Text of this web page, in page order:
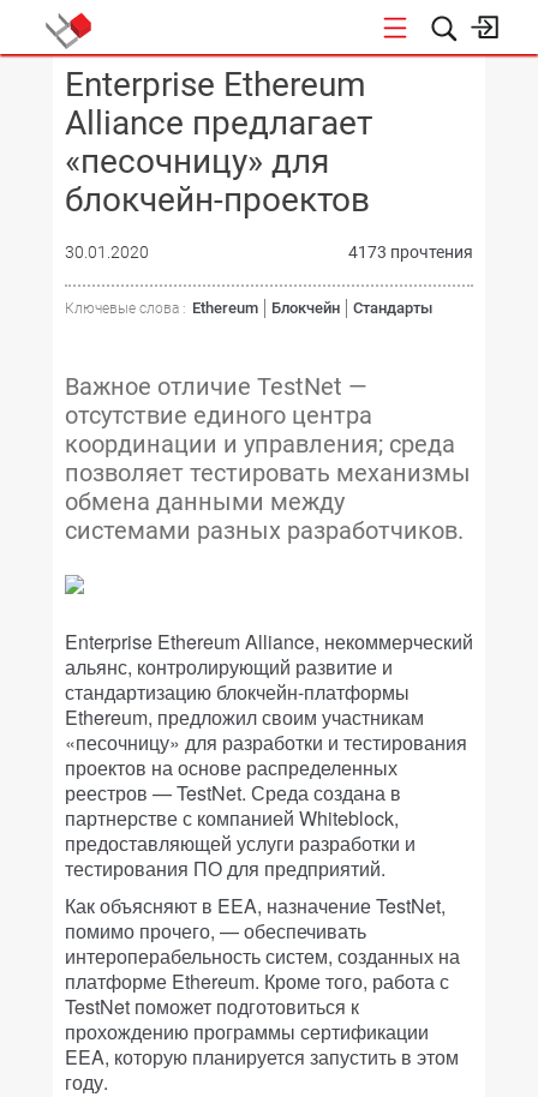
КОНФЕРЕНЦИИ
Enterprise Ethereum
Alliance предлагает
«песочницу» для
блокчейн-проектов
30.01.2020 4173 прочтения
Ключевые слова : Ethereum Блокчейн Стандарты
Важное отличие TestNet —
отсутствие единого центра
координации и управления; среда
позволяет тестировать механизмы
обмена данными между
системами разных разработчиков.
Enterprise Ethereum Alliance, некоммерческий
альянс, контролирующий развитие и
стандартизацию блокчейн-платформы
Ethereum, предложил своим участникам
«песочницу» для разработки и тестирования
проектов на основе распределенных
реестров — TestNet. Среда создана в
партнерстве с компанией Whiteblock,
предоставляющей услуги разработки и
тестирования ПО для предприятий.
Как объясняют в EEA, назначение TestNet,
помимо прочего, — обеспечивать
интероперабельность систем, созданных на
платформе Ethereum. Кроме того, работа с
TestNet поможет подготовиться к
прохождению программы сертификации
EEA, которую планируется запустить в этом
году.